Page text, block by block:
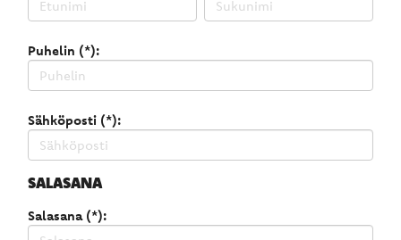
Puhelin (*):
Sähköposti (*):
SALASANA
Salasana (*):